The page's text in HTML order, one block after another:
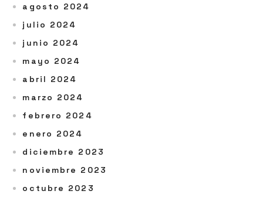
agosto 2024
julio 2024
junio 2024
mayo 2024
abril 2024
marzo 2024
febrero 2024
enero 2024
diciembre 2023
noviembre 2023
octubre 2023